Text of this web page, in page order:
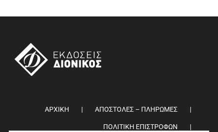
ΑΡΧΙΚΗ ΑΠΟΣΤΟΛΕΣ – ΠΛΗΡΩΜΕΣ
ΠΟΛΙΤΙΚΗ ΕΠΙΣΤΡΟΦΩΝ